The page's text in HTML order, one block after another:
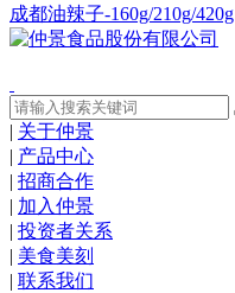
成都油辣子-160g/210g/420g
| 关于仲景
| 产品中心
| 招商合作
| 加入仲景
| 投资者关系
| 美食美刻
| 联系我们